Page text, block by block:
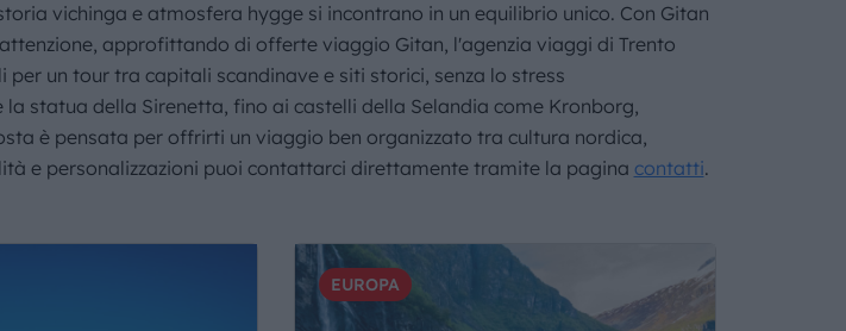
GITAN
CONTATTI
vichinga e atmosfera hygge si incontrano in un equilibrio unico. Con Gitan
approfittando di offerte viaggio Gitan, l'agenzia viaggi di Trento
un tour tra capitali scandinave e siti storici, senza lo stress
statua della Sirenetta, fino ai castelli della Selandia come Kronborg,
è pensata per offrirti un viaggio ben organizzato tra cultura nordica,
e personalizzazioni puoi contattarci direttamente tramite la pagina contatti.
EUROPA